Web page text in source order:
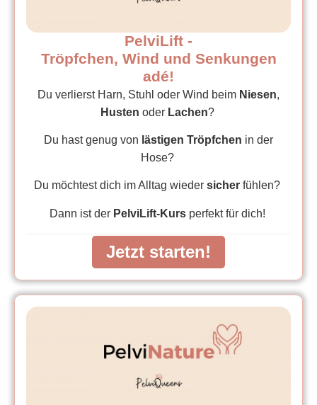
PelviLift -
Tröpfchen, Wind und Senkungen
adé!
Du verlierst Harn, Stuhl oder Wind beim Niesen,
Husten oderLachen?
Du hast genug von lästigen Tröpfchen in der
Hose?
Du möchtest dich im Alltag wieder sicher fühlen?
Dann ist der PelviLift-Kursperfekt für dich!
Jetzt starten!